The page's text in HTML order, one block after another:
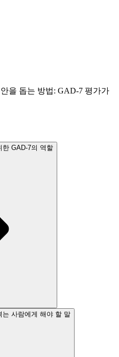
을 돕는 방법: GAD-7 평가가
한 GAD-7의 역할
는 사람에게 해야 할 말